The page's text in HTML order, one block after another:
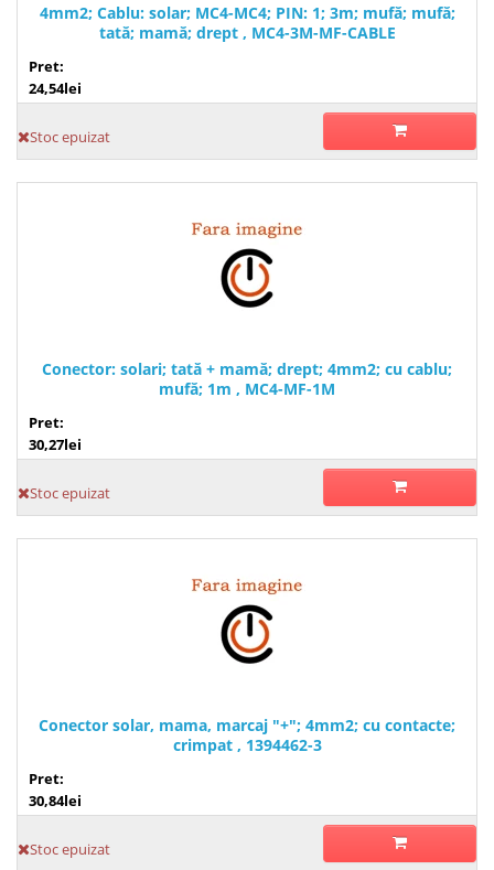
4mm2; Cablu: solar; MC4-MC4; PIN: 1; 3m; mufă; mufă;
tată; mamă; drept , MC4-3M-MF-CABLE
Pret:
24,54lei
Stoc epuizat
Conector: solari; tată + mamă; drept; 4mm2; cu cablu;
mufă; 1m , MC4-MF-1M
Pret:
30,27lei
Stoc epuizat
Conector solar, mama, marcaj "+"; 4mm2; cu contacte;
crimpat , 1394462-3
Pret:
30,84lei
Stoc epuizat